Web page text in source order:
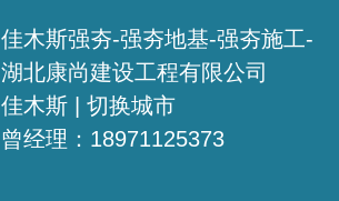
佳木斯强夯-强夯地基-强夯施工-
湖北康尚建设工程有限公司
佳木斯 |切换城市
曾经理：18971125373